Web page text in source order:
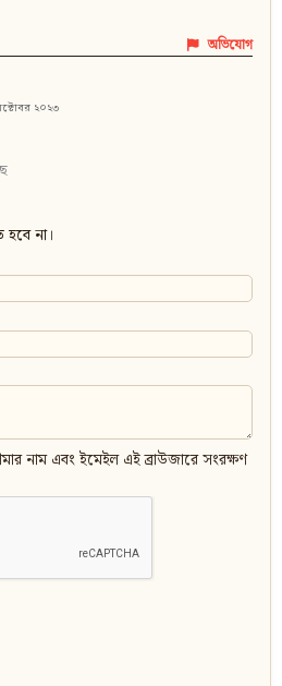
অভিযোগ
২০২৩
হবে না।
নাম এবং ইমেইল এই ব্রাউজারে সংরক্ষণ